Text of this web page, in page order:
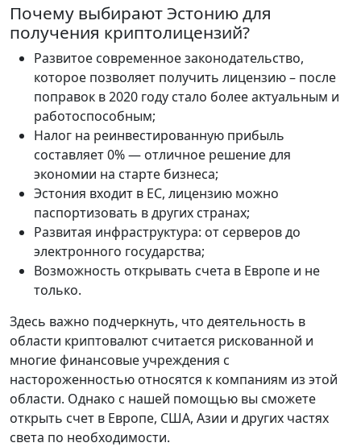
Почему выбирают Эстонию для
получения криптолицензий?
Развитое современное законодательство,
которое позволяет получить лицензию – после
поправок в 2020 году стало более актуальным и
работоспособным;
Налог на реинвестированную прибыль
составляет 0% — отличное решение для
экономии на старте бизнеса;
Эстония входит в ЕС, лицензию можно
паспортизовать в других странах;
Развитая инфраструктура: от серверов до
электронного государства;
Возможность открывать счета в Европе и не
только.
Здесь важно подчеркнуть, что деятельность в
области криптовалют считается рискованной и
многие финансовые учреждения с
настороженностью относятся к компаниям из этой
области. Однако с нашей помощью вы сможете
открыть счет в Европе, США, Азии и других частях
света по необходимости.